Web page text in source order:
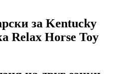
за Kentucky
Relax Horse Toy